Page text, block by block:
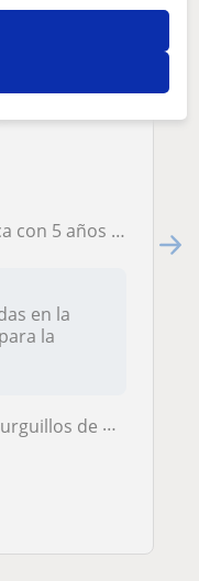
de Física y Matemáticas
en la
la
Toledo (Ciudad)